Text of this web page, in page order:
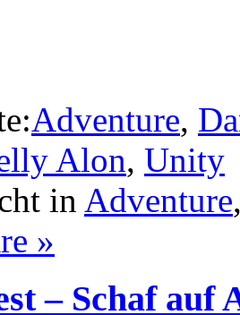
Adventure,
Alon, Unity
in Adventure
»
– Schaf auf